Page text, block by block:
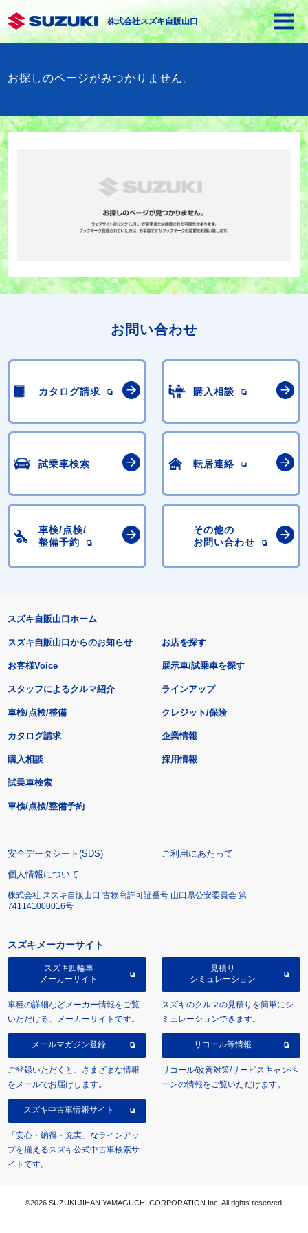
株式会社スズキ自販山口
お探しのページがみつかりません。
お問い合わせ
カタログ請求 購入相談
試乗車検索 転居連絡
車検/点検/
整備予約
その他の
お問い合わせ
スズキ自販山口ホーム
スズキ自販山口からのお知らせ
お客様Voice
スタッフによるクルマ紹介
お店を探す
展示車/試乗車を探す
ラインアップ
車検/点検/整備 クレジット/保険
カタログ請求
購入相談
試乗車検索
車検/点検/整備予約
企業情報
採用情報
安全データシート(SDS)
ご利用にあたって
個人情報について
株式会社 スズキ自販山口 古物商許可証番号 山口県公安委員会 第
741141000016号
スズキメーカーサイト
スズキ四輪車
メーカーサイト
車種の詳細などメーカー情報をご覧
いただける、メーカーサイトです。
見積り
シミュレーション
スズキのクルマの見積りを簡単にシ
ミュレーションできます。
メールマガジン登録
ご登録いただくと、さまざまな情報
をメールでお届けします。
リコール等情報
リコール/改善対策/サービスキャンペ
ーンの情報をご覧いただけます。
スズキ中古車情報サイト
「安心・納得・充実」なラインアッ
プを揃えるスズキ公式中古車検索サ
イトです。
©2026 SUZUKI JIHAN YAMAGUCHI CORPORATION Inc. All rights reserved.